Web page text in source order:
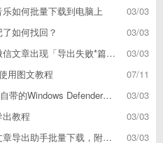
03/03
如何批量下载到电脑上
03/03
如何找回？
03/03
现「导出失败*篇」如何解决
07/11
用图文教程
03/03
、腾讯管家等杀毒软件误删了怎么解决
03/03
教程
03/03
助手批量下载，附上3种方式